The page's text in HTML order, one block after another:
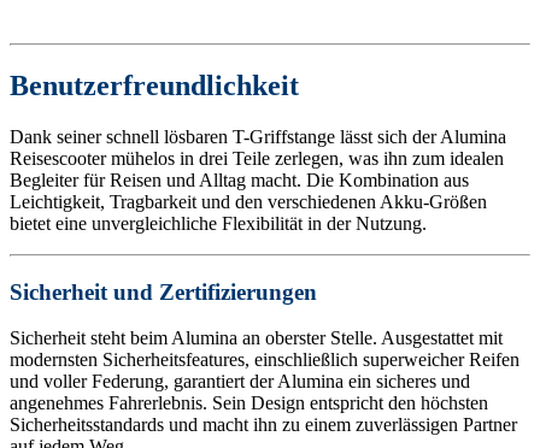
Benutzerfreundlichkeit
Dank seiner schnell lösbaren T-Griffstange lässt sich der Alumina
Reisescooter mühelos in drei Teile zerlegen, was ihn zum idealen
Begleiter für Reisen und Alltag macht. Die Kombination aus
Leichtigkeit, Tragbarkeit und den verschiedenen Akku-Größen
bietet eine unvergleichliche Flexibilität in der Nutzung.
Sicherheit und Zertifizierungen
Sicherheit steht beim Alumina an oberster Stelle. Ausgestattet mit
modernsten Sicherheitsfeatures, einschließlich superweicher Reifen
und voller Federung, garantiert der Alumina ein sicheres und
angenehmes Fahrerlebnis. Sein Design entspricht den höchsten
Sicherheitsstandards und macht ihn zu einem zuverlässigen Partner